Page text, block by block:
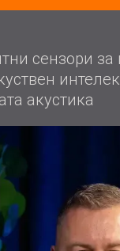
сензори за
акустика